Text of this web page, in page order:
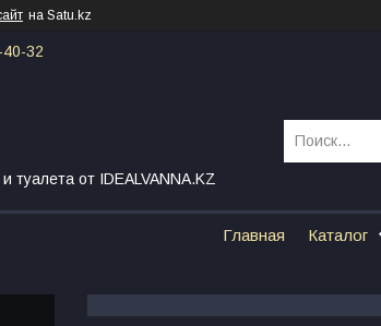
на Satu.kz
32
туалета от IDEALVANNA.KZ
Главная Каталог